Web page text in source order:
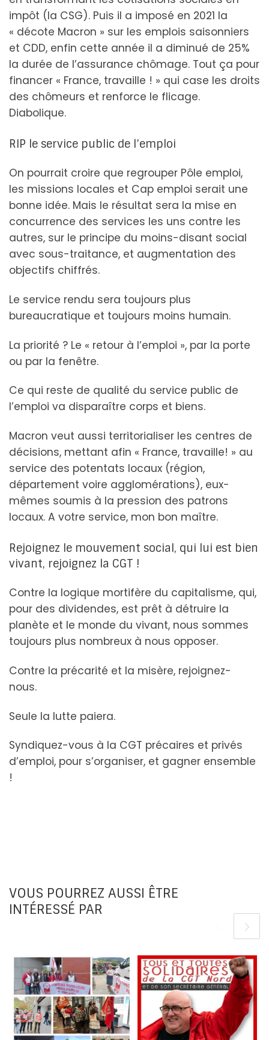
impôt (la CSG). Puis il a imposé en 2021 la
« décote Macron » sur les emplois saisonniers
et CDD, enfin cette année il a diminué de 25%
la durée de l’assurance chômage. Tout ça pour
financer « France, travaille ! » qui case les droits
des chômeurs et renforce le flicage.
Diabolique.
RIP le service public de l’emploi
On pourrait croire que regrouper Pôle emploi,
les missions locales et Cap emploi serait une
bonne idée. Mais le résultat sera la mise en
concurrence des services les uns contre les
autres, sur le principe du moins-disant social
avec sous-traitance, et augmentation des
objectifs chiffrés.
Le service rendu sera toujours plus
bureaucratique et toujours moins humain.
La priorité ? Le « retour à l’emploi », par la porte
ou par la fenêtre.
Ce qui reste de qualité du service public de
l’emploi va disparaître corps et biens.
Macron veut aussi territorialiser les centres de
décisions, mettant afin « France, travaille! » au
service des potentats locaux (région,
département voire agglomérations), eux-
mêmes soumis à la pression des patrons
locaux. A votre service, mon bon maître.
Rejoignez le mouvement social, qui lui est bien
vivant, rejoignez la CGT !
Contre la logique mortifère du capitalisme, qui,
pour des dividendes, est prêt à détruire la
planète et le monde du vivant, nous sommes
toujours plus nombreux à nous opposer.
Contre la précarité et la misère, rejoignez-
nous.
Seule la lutte paiera.
Syndiquez-vous à la CGT précaires et privés
d’emploi, pour s’organiser, et gagner ensemble
!
VOUS POURREZ AUSSI ÊTRE
INTÉRESSÉ PAR